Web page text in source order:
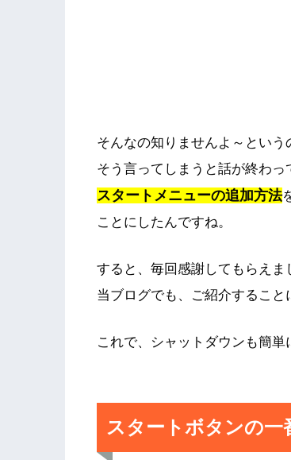
そんなの知りませんよ～という
そう言ってしまうと話が終わっ
スタートメニューの追加方法
ことにしたんですね。
すると、毎回感謝してもらえま
当ブログでも、ご紹介すること
これで、シャットダウンも簡単
スタートボタンの